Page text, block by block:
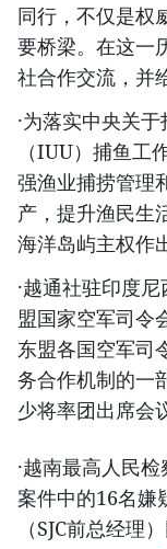
同行，不仅是权
要桥梁。在这一
社合作交流，并
·为落实中央关
（IUU）捕鱼工
强渔业捕捞管理
产，提升渔民生
海洋岛屿主权作
·越通社驻印度
盟国家空军司令
东盟各国空军司
务合作机制的一
少将率团出席会
·越南最高人民检
案件中的16名嫌
（SJC前总经理